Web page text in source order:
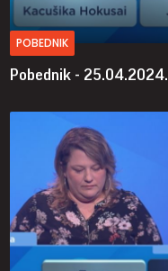
POBEDNIK
Pobednik - 25.04.2024.